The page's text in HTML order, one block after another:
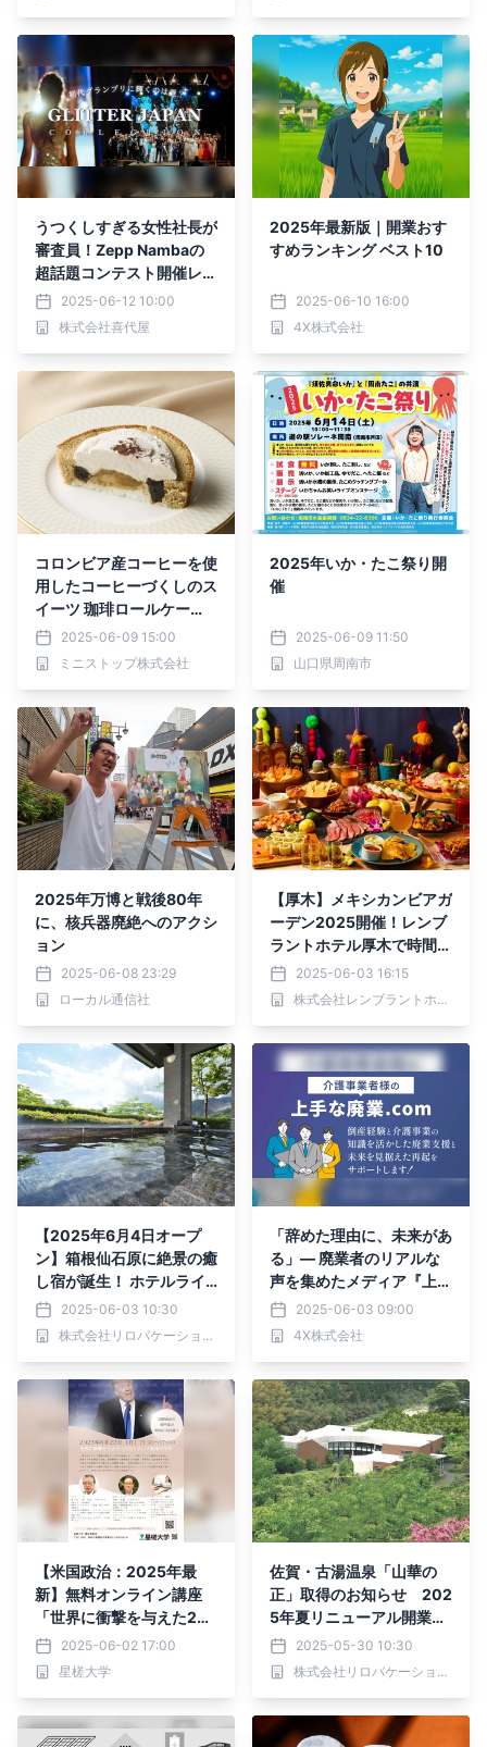
うつくしすぎる女性社長が
審査員！Zepp Nambaの
超話題コンテスト開催レ
ポ！来年度募集も開始
2025-06-12 10:00
株式会社喜代屋
2025年最新版｜開業おす
すめランキング ベスト10
2025-06-10 16:00
4X株式会社
コロンビア産コーヒーを使
用したコーヒーづくしのス
イーツ 珈琲ロールケー
キ ２０２５年６月１０
日（火） 新発売！
2025-06-09 15:00
ミニストップ株式会社
2025年いか・たこ祭り開
催
2025-06-09 11:50
山口県周南市
2025年万博と戦後80年
に、核兵器廃絶へのアクシ
ョン
2025-06-08 23:29
ローカル通信社
【厚木】メキシカンビアガ
ーデン2025開催！レンブ
ラントホテル厚木で時間無
制限！食べ飲み放題
2025-06-03 16:15
株式会社レンブラントホテルマネジメント
【2025年6月4日オープ
ン】箱根仙石原に絶景の癒
し宿が誕生！ ホテルライ
クに過ごすコンドミニアム
｜フォートリート箱根仙石
原
2025-06-03 10:30
株式会社リロバケーションズ
「辞めた理由に、未来があ
る」— 廃業者のリアルな
声を集めたメディア『上手
な廃業.com』を4X株式会
社が正式ローンチ
2025-06-03 09:00
4X株式会社
【米国政治：2025年最
新】無料オンライン講座
「世界に衝撃を与えた202
5年トランプ政権の半年」
開催
2025-06-02 17:00
星槎大学
佐賀・古湯温泉「山華の
正」取得のお知らせ 202
5年夏リニューアル開業予
定
2025-05-30 10:30
株式会社リロバケーションズ